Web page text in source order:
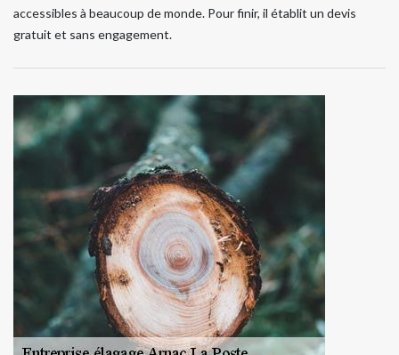
accessibles à beaucoup de monde. Pour finir, il établit un devis
gratuit et sans engagement.